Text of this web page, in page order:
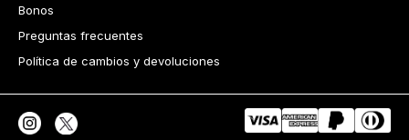
Bonos
Preguntas frecuentes
Política de cambios y devoluciones